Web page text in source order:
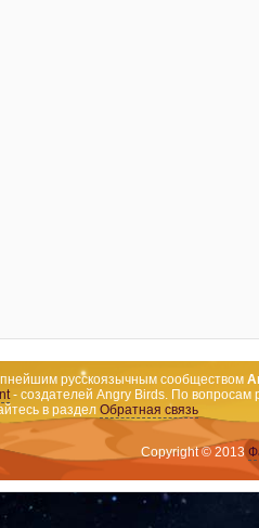
русскоязычным сообществом
- создателей Angry Birds. По вопросам
в раздел Обратная связь
Copyright © 2013